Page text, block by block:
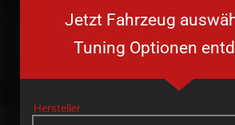
Jetzt Fahrzeug
Tuning Optionen
Hersteller